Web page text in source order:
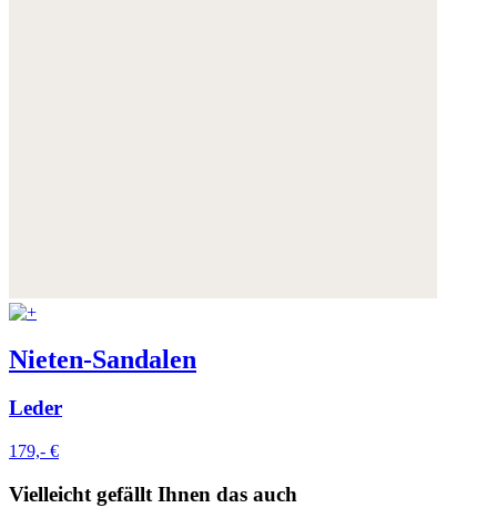
Nieten-Sandalen
Leder
179,- €
Vielleicht gefällt Ihnen das auch